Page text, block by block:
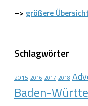
–> größere
Schlagwörter
2015 2016 2017 2018
Baden-